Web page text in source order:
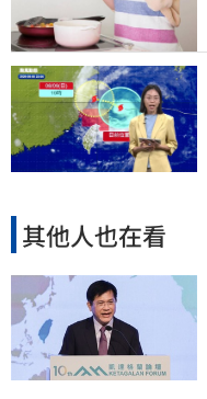
其他人也在看